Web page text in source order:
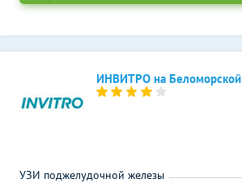
ИНВИТРО на Беломорской
УЗИ поджелудочной железы